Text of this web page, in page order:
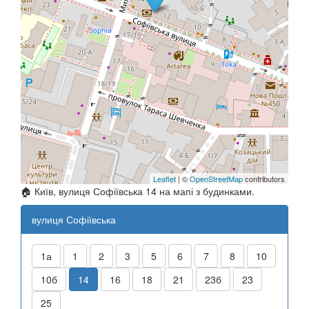
Leaflet| ©OpenStreetMapcontributors
🏠 Київ, вулиця Софіївська 14 на мапі з будинками.
вулиця Софіївська
1а 1 2 3 5 6 7 8
10
10б
14 16 18 21 23б
23
25